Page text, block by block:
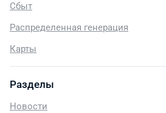
Сбыт
Распределенная генерация
Карты
Разделы
Новости